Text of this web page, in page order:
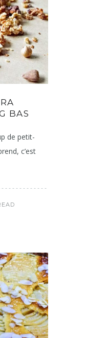
BAS
de petit-
c’est